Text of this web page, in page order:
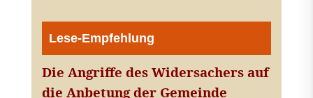
Lese-Empfehlung
Die Angriffe des Widersachers auf
die Anbetung der Gemeinde